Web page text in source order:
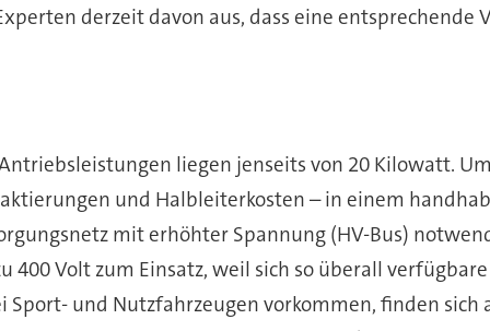
derzeit davon aus, dass eine entsprechende
liegen jenseits von 20 Kilowatt.
und Halbleiterkosten – in einem
mit erhöhter Spannung (HV-Bus)
Volt zum Einsatz, weil sich so überall
und Nutzfahrzeugen vorkommen, finden sich